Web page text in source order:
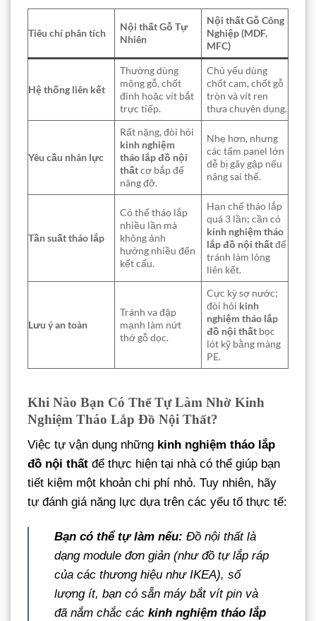
Tiêu chí phân tích
Nội thất Gỗ Tự
Nhiên
Nội thất Gỗ Công
Nghiệp (MDF,
MFC)
Hệ thống liên kết
Thường dùng
mộng gỗ, chốt
đinh hoặc vít bắt
trực tiếp.
Chủ yếu dùng
chốt cam, chốt gỗ
tròn và vít ren
thưa chuyên dụng.
Yêu cầu nhân lực
Rất nặng, đòi hỏi
kinh nghiệm
tháo lắp đồ nội
thấtcơ bắp để
nâng đỡ.
Nhẹ hơn, nhưng
các tấm panel lớn
dễ bị gãy gập nếu
nâng sai thế.
Tần suất tháo lắp
Có thể tháo lắp
nhiều lần mà
không ảnh
hưởng nhiều đến
kết cấu.
Hạn chế tháo lắp
quá 3 lần; cần có
kinh nghiệm tháo
lắp đồ nội thấtđể
tránh làm lỏng
liên kết.
Lưu ý an toàn
Tránh va đập
mạnh làm nứt
thớ gỗ dọc.
Cực kỳ sợ nước;
đòi hỏi kinh
nghiệm tháo lắp
đồ nội thất bọc
lót kỹ bằng màng
PE.
Khi Nào Bạn Có Thể Tự Làm Nhờ Kinh
Nghiệm Tháo Lắp Đồ Nội Thất?
Việc tự vận dụng những kinh nghiệm tháo lắp
đồ nội thất để thực hiện tại nhà có thể giúp bạn
tiết kiệm một khoản chi phí nhỏ. Tuy nhiên, hãy
tự đánh giá năng lực dựa trên các yếu tố thực tế:
Bạn có thể tự làm nếu: Đồ nội thất là
dạng module đơn giản (như đồ tự lắp ráp
của các thương hiệu như IKEA), số
lượng ít, bạn có sẵn máy bắt vít pin và
đã nắm chắc các kinh nghiệm tháo lắp